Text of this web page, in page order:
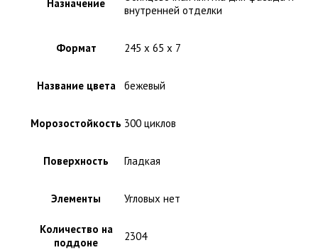
Назначение
внутренней отделки
Формат 245 x 65 x 7
Название цвета бежевый
Морозостойкость 300 циклов
Поверхность Гладкая
Элементы Угловых нет
Количество на
поддоне
2304